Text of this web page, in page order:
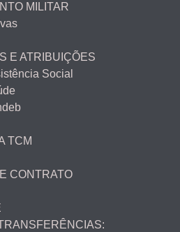
MILITAR
E ATRIBUIÇÕES
Social
TCM
CONTRATO